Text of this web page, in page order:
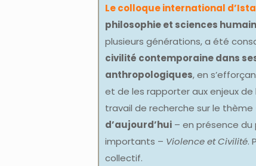
Le colloque international
philosophie et sciences
plusieurs générations, a été
civilité contemporaine dans
anthropologiques, en
et de les rapporter aux enjeux de
travail de recherche sur le thème
d’aujourd’hui – en présence du
importants – Violence et Civilité.
collectif.